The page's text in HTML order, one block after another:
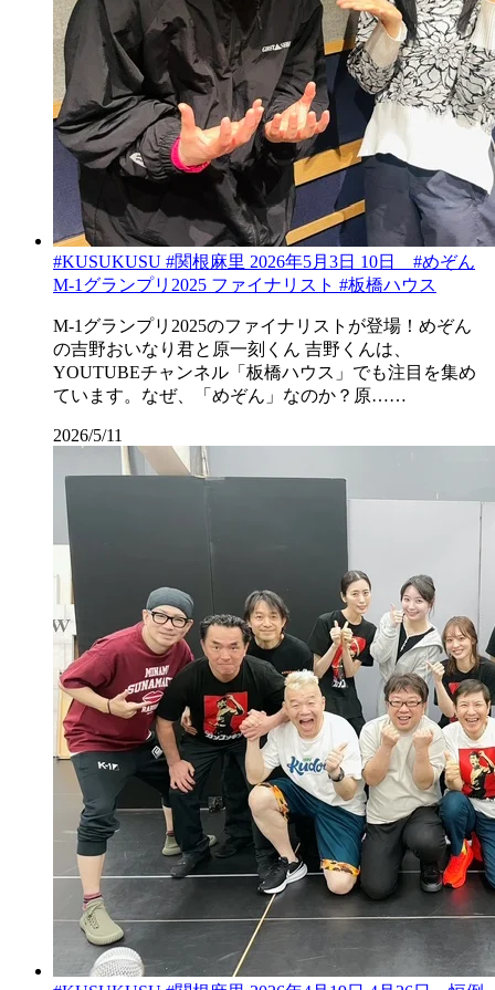
#KUSUKUSU #関根麻里 2026年5月3日 10日 #めぞん
M-1グランプリ2025 ファイナリスト #板橋ハウス
M-1グランプリ2025のファイナリストが登場！めぞん
の吉野おいなり君と原一刻くん 吉野くんは、
YOUTUBEチャンネル「板橋ハウス」でも注目を集め
ています。なぜ、「めぞん」なのか？原……
2026/5/11